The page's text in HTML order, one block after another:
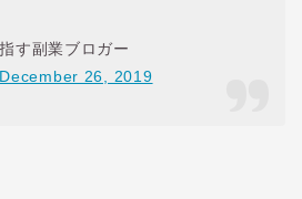
す副業ブロガー
December 26, 2019